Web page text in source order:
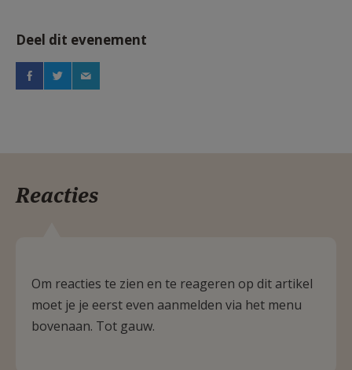
Deel dit evenement
Reacties
Om reacties te zien en te reageren op dit artikel
moet je je eerst even aanmelden via het menu
bovenaan. Tot gauw.